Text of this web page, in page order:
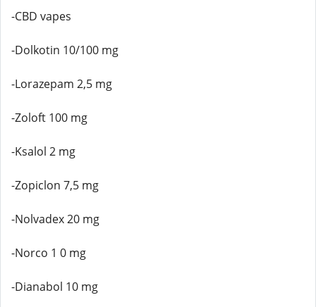
-CBD vapes
-Dolkotin 10/100 mg
-Lorazepam 2,5 mg
-Zoloft 100 mg
-Ksalol 2 mg
-Zopiclon 7,5 mg
-Nolvadex 20 mg
-Norco 1 0 mg
-Dianabol 10 mg